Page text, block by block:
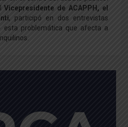
Vicepresidente de ACAPPH, el
, participó en dos entrevistas
esta problemática que afecta a